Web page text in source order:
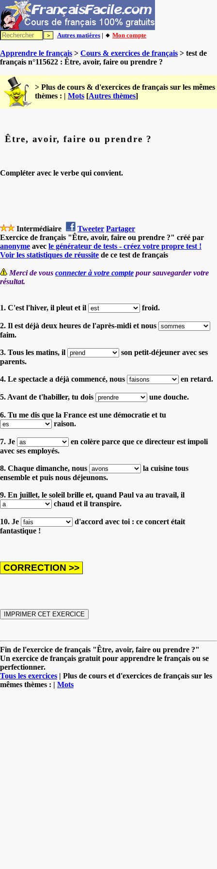
Autres matières | 🔸 Mon compte
Apprendre le français > Cours & exercices de français > test de
français n°115622 : Être, avoir, faire ou prendre ?
> Plus de cours & d'exercices de français sur les mêmes
thèmes : | Mots [Autres thèmes]
Être, avoir, faire ou prendre ?
Compléter avec le verbe qui convient.
Intermédiaire Tweeter Partager
Exercice de français "Être, avoir, faire ou prendre ?" créé par
anonyme avec le générateur de tests - créez votre propre test !
Voir les statistiques de réussite de ce test de français
Merci de vous connecter à votre compte pour sauvegarder votre
résultat.
1. C'est l'hiver, il pleut et il froid.
2. Il est déjà deux heures de l'après-midi et nous
faim.
3. Tous les matins, il
son petit-déjeuner avec ses
parents.
4. Le spectacle a déjà commencé, nous en retard.
5. Avant de t'habiller, tu dois une douche.
6. Tu me dis que la France est une démocratie et tu
raison.
7. Je
en colère parce que ce directeur est impoli
avec ses employés.
8. Chaque dimanche, nous
la cuisine tous
ensemble et puis nous déjeunons.
9. En juillet, le soleil brille et, quand Paul va au travail, il
chaud et il transpire.
10. Je
d'accord avec toi : ce concert était
fantastique !
Fin de l'exercice de français "Être, avoir, faire ou prendre ?"
Un exercice de français gratuit pour apprendre le français ou se
perfectionner.
Tous les exercices | Plus de cours et d'exercices de français sur les
mêmes thèmes : | Mots